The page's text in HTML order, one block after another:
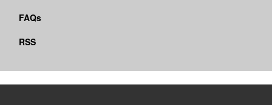
FAQs
RSS